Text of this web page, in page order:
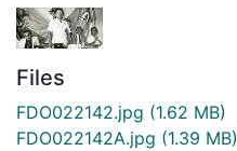
Files
FDO022142.jpg (1.62 MB)
FDO022142A.jpg (1.39 MB)